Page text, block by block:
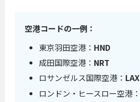
空港コードの一例：
東京羽田空港： HND
成田国際空港： NRT
ロサンゼルス国際空港： LAX
ロンドン・ヒースロー空港：